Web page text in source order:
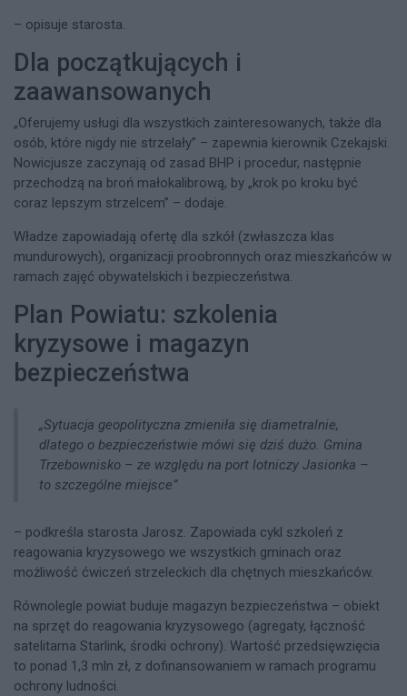
– opisuje starosta.​
Dla początkujących i
zaawansowanych
„Oferujemy usługi dla wszystkich zainteresowanych, także dla
osób, które nigdy nie strzelały” – zapewnia kierownik Czekajski.
Nowicjusze zaczynają od zasad BHP i procedur, następnie
przechodzą na broń małokalibrową, by „krok po kroku być
coraz lepszym strzelcem” – dodaje.​
Władze zapowiadają ofertę dla szkół (zwłaszcza klas
mundurowych), organizacji proobronnych oraz mieszkańców w
ramach zajęć obywatelskich i bezpieczeństwa.​
Plan Powiatu: szkolenia
kryzysowe i magazyn
bezpieczeństwa
„Sytuacja geopolityczna zmieniła się diametralnie,
dlatego o bezpieczeństwie mówi się dziś dużo. Gmina
Trzebownisko – ze względu na port lotniczy Jasionka –
to szczególne miejsce”
– podkreśla starosta Jarosz. Zapowiada cykl szkoleń z
reagowania kryzysowego we wszystkich gminach oraz
możliwość ćwiczeń strzeleckich dla chętnych mieszkańców.​
Równolegle powiat buduje magazyn bezpieczeństwa – obiekt
na sprzęt do reagowania kryzysowego (agregaty, łączność
satelitarna Starlink, środki ochrony). Wartość przedsięwzięcia
to ponad 1,3 mln zł, z dofinansowaniem w ramach programu
ochrony ludności.​